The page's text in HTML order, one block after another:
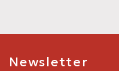
Newsletter